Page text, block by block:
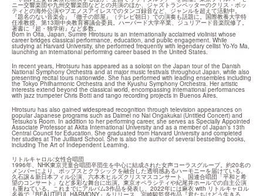
ニー交響楽団や九州交響楽団などとの共演のほか、ジャズトランペッターのクリス・ボッ
ティとの海外公演やブエノスアイレスでのタンゴ録音など、ジャンルを超えて活動中。
『題名のない音楽会』『徹子の部屋』（テレビ朝日）での演奏も話題に。国際教養大学特
任准教授、第13期中央教育審議会委員。ハーバード大学卒業、ジュリアード音楽院修了。
著書に『超・独学術』など多数。
Born in Oita, Japan, Sumire Hirotsuru is an internationally acclaimed violinist whose
career bridges classical performance, education, and public engagement. While
studying at Harvard University, she performed frequently with legendary cellist Yo-Yo Ma,
launching an international performing career based in the United States.
In recent years, Hirotsuru has appeared as a soloist on the Japan tour of the Danish
National Symphony Orchestra and at major music festivals throughout Japan, while also
presenting recital tours nationwide. She has performed with leading ensembles including
the Tokyo Philharmonic Orchestra and the Kyushu Symphony Orchestra. Her artistic
interests extend beyond the classical world, encompassing international performances
with jazz trumpeter Chris Botti and tango recording projects in Buenos Aires.
Hirotsuru has also gained widespread recognition through television appearances on
popular Japanese programs such as Daimei no Nai Ongakukai (Untitled Concert) and
Tetsuko's Room. In addition to her performing career, she serves as Specially Appointed
Associate Professor at Akita International University and as a member of Japan’s 13th
Central Council for Education. She graduated from Harvard University and completed
her studies at The Juilliard School. She is also the author of several bestselling books,
including The Art of Independent Learning.
リトルキャロル:女性合唱団
1996年、NHK東京児童合唱団卒団生を中心に結成された女声コーラスグループ。約20名の
メンバーにより、ポップスとクラシックを融合した透明感あるハーモニーを届けている。
久石譲＆新日本フィル公演、六本木ヒルズクリスマスコンサート、国連合唱団「平和と希
望のコンサート」など多彩な舞台に出演。東京オペラシティや紀尾井ホールでの自主公演
も重ねている。これまでにアルバム3作品を発表し、2022年には麻衣 with リトルキャロル
名義で『BEAUTIFUL HARMONY』をリリース。宮崎駿監督作品『君たちはどう生きる